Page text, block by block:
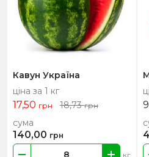
Кавун Україна
ціна за 1 кг
17,50 грн 18,73грн
кг
сума
140,00 грн